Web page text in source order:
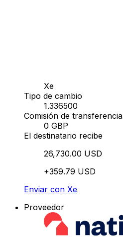
Xe
Tipo de cambio
1.336500
Comisión de transferencia
0 GBP
El destinatario recibe
26,730.00 USD
+359.79 USD
Enviar con Xe
Proveedor